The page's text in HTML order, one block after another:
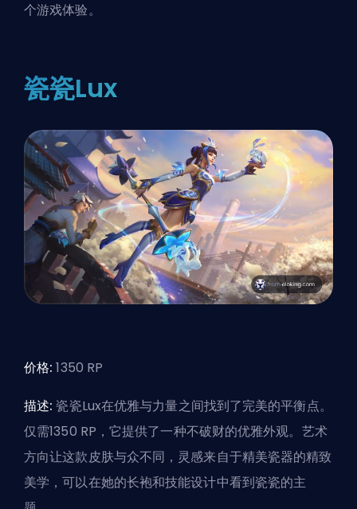
个游戏体验。
瓷瓷Lux
价格:1350 RP
描述:瓷瓷Lux在优雅与力量之间找到了完美的平衡点。
仅需1350 RP，它提供了一种不破财的优雅外观。艺术
方向让这款皮肤与众不同，灵感来自于精美瓷器的精致
美学，可以在她的长袍和技能设计中看到瓷瓷的主